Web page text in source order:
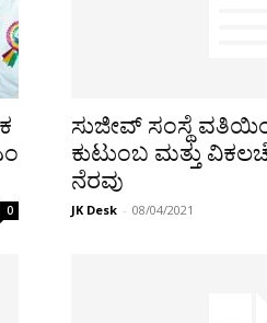
0
ಸುಜೀವ್ ಸಂಸ್ಥೆ
ಕುಟುಂಬ ಮತ್ತು
ನೆರವು
JK Desk - 08/04/2021